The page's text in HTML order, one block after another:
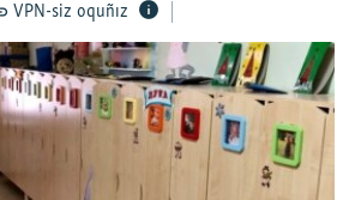
VPN-siz oquñız